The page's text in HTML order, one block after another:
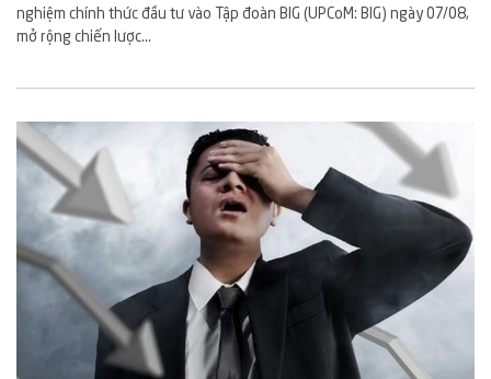
nghiệm chính thức đầu tư vào Tập đoàn BIG (UPCoM: BIG) ngày 07/08,
mở rộng chiến lược...